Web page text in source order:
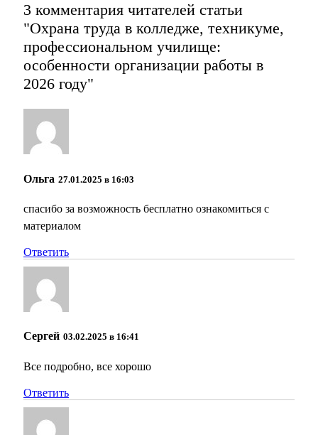
3 комментария читателей статьи
"Охрана труда в колледже, техникуме,
профессиональном училище:
особенности организации работы в
2026 году"
Ольга 27.01.2025 в 16:03
спасибо за возможность бесплатно ознакомиться с
материалом
Ответить
Сергей 03.02.2025 в 16:41
Все подробно, все хорошо
Ответить